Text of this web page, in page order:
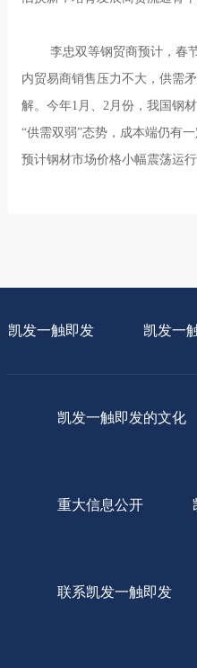
李忠双等钢贸商预计，春节
内贸易商销售压力不大，供需
解。今年1月、2月份，我国钢
“供需双弱”态势，成本端仍有一
预计钢材市场价格小幅震荡运行
凯发一触即发 凯发一
凯发一触即发的文化
重大信息公开
联系凯发一触即发